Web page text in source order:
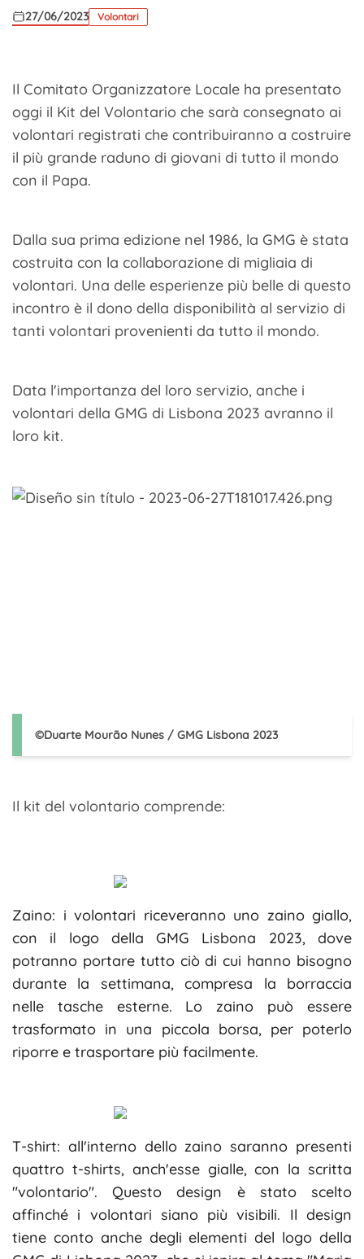
27/06/2023 Volontari
Il Comitato Organizzatore Locale ha presentato
oggi il Kit del Volontario che sarà consegnato ai
volontari registrati che contribuiranno a costruire
il più grande raduno di giovani di tutto il mondo
con il Papa.
Dalla sua prima edizione nel 1986, la GMG è stata
costruita con la collaborazione di migliaia di
volontari. Una delle esperienze più belle di questo
incontro è il dono della disponibilità al servizio di
tanti volontari provenienti da tutto il mondo.
Data l'importanza del loro servizio, anche i
volontari della GMG di Lisbona 2023 avranno il
loro kit.
©Duarte Mourão Nunes / GMG Lisbona 2023
Il kit del volontario comprende:
Zaino: i volontari riceveranno uno zaino giallo,
con il logo della GMG Lisbona 2023, dove
potranno portare tutto ciò di cui hanno bisogno
durante la settimana, compresa la borraccia
nelle tasche esterne. Lo zaino può essere
trasformato in una piccola borsa, per poterlo
riporre e trasportare più facilmente.
T-shirt: all'interno dello zaino saranno presenti
quattro t-shirts, anch'esse gialle, con la scritta
"volontario". Questo design è stato scelto
affinché i volontari siano più visibili. Il design
tiene conto anche degli elementi del logo della